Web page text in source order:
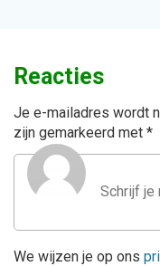
Reacties
Je e-mailadres wordt
zijn gemarkeerd met *
We wijzen je op ons